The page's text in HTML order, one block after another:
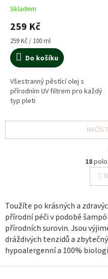
Skladem
259 Kč
Měrná
cena:
259 Kč / 100 ml
Do košíku
Všestranný pěstící olej s
přírodním UV filtrem pro každý
typ pleti
18
Toužíte po krásných a
přírodní péči v podobě
přírodních surovin. Jsou
dráždivých tenzidů a
hypoalergenní a 100%
Z